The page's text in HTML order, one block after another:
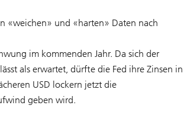
«weichen» und «harten» Daten nach
im kommenden Jahr. Da sich der
als erwartet, dürfte die Fed ihre Zinsen in
USD lockern jetzt die
geben wird.